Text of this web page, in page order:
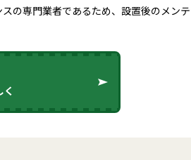
の専門業者であるため、設置後のメン